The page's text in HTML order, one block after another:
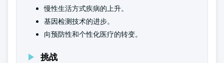
慢性生活方式疾病的上升。
基因检测技术的进步。
向预防性和个性化医疗的转变。
挑战